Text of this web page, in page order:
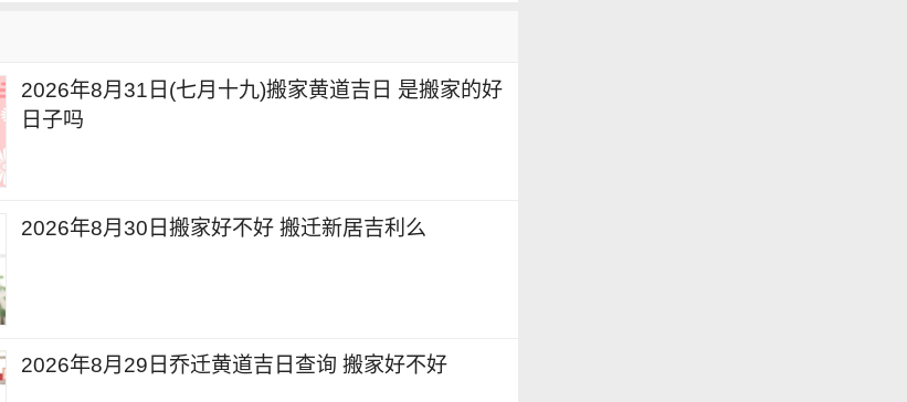
2026年8月31日(七月十九)搬家黄道吉日 是搬家的好
日子吗
2026年8月30日搬家好不好 搬迁新居吉利么
2026年8月29日乔迁黄道吉日查询 搬家好不好